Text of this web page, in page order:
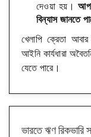
দেওয়া হয়।
বিন্যাস
খেলাপি ক্রেতা
আইনি কার্যধারা
যেতে পারে।
ভারতে ঋণ